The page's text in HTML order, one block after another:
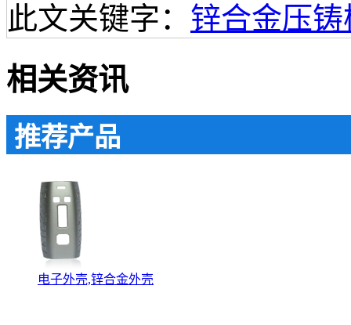
此文关键字： 锌合金压铸
相关资讯
推荐产品
电子外壳,锌合金外壳